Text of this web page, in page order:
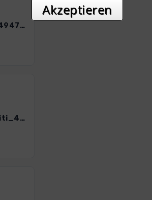
Kre_16_Lissos_4947_3.gpx
Kre_18_Kap Tripiti_4947_3.gpx
Akzeptieren